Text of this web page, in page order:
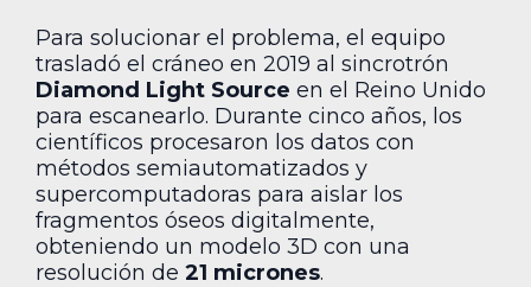
Para solucionar el problema, el equipo
trasladó el cráneo en 2019 al sincrotrón
Diamond Light Source en el Reino Unido
para escanearlo. Durante cinco años, los
científicos procesaron los datos con
métodos semiautomatizados y
supercomputadoras para aislar los
fragmentos óseos digitalmente,
obteniendo un modelo 3D con una
resolución de 21 micrones.